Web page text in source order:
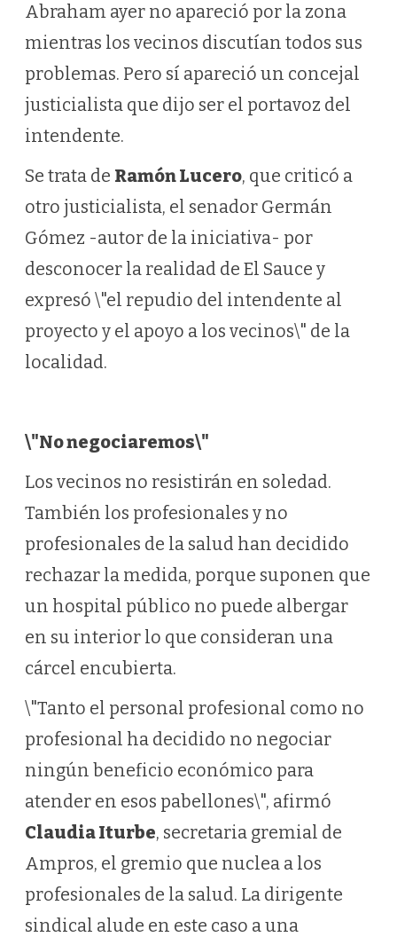
Abraham ayer no apareció por la zona
mientras los vecinos discutían todos sus
problemas. Pero sí apareció un concejal
justicialista que dijo ser el portavoz del
intendente.
Se trata de Ramón Lucero, que criticó a
otro justicialista, el senador Germán
Gómez -autor de la iniciativa- por
desconocer la realidad de El Sauce y
expresó \"el repudio del intendente al
proyecto y el apoyo a los vecinos\" de la
localidad.
\"No negociaremos\"
Los vecinos no resistirán en soledad.
También los profesionales y no
profesionales de la salud han decidido
rechazar la medida, porque suponen que
un hospital público no puede albergar
en su interior lo que consideran una
cárcel encubierta.
\"Tanto el personal profesional como no
profesional ha decidido no negociar
ningún beneficio económico para
atender en esos pabellones\", afirmó
Claudia Iturbe, secretaria gremial de
Ampros, el gremio que nuclea a los
profesionales de la salud. La dirigente
sindical alude en este caso a una